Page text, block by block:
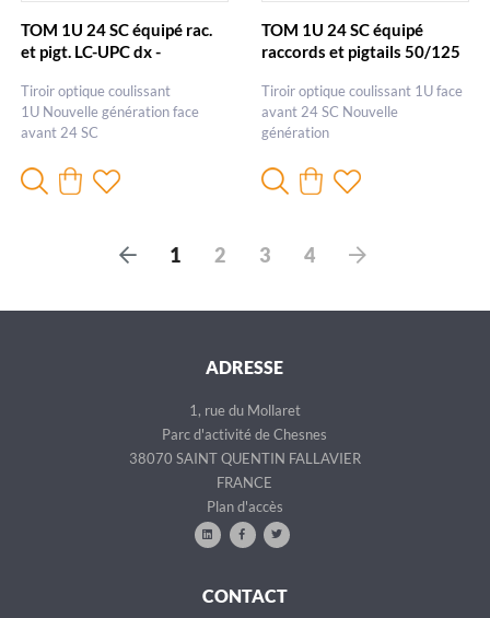
TOM 1U 24 SC équipé rac.
et pigt. LC-UPC dx -
Tiroir optique coulissant
1U Nouvelle génération face
avant 24 SC
TOM 1U 24 SC équipé
raccords et pigtails 50/125
génération
Tiroir optique coulissant 1U face
avant 24 SC Nouvelle
génération
P
1 2 3 4
S
ADRESSE
1, rue du Mollaret
Parc d'activité de Chesnes
38070 SAINT QUENTIN FALLAVIER
FRANCE
Plan d'accès
CONTACT